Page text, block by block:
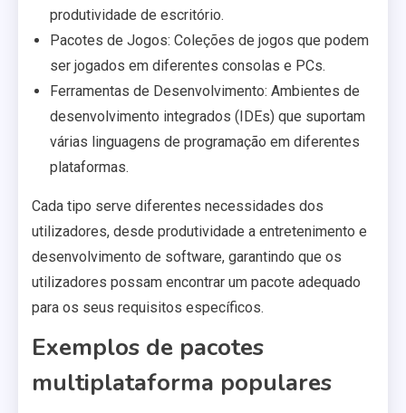
produtividade de escritório.
Pacotes de Jogos: Coleções de jogos que podem
ser jogados em diferentes consolas e PCs.
Ferramentas de Desenvolvimento: Ambientes de
desenvolvimento integrados (IDEs) que suportam
várias linguagens de programação em diferentes
plataformas.
Cada tipo serve diferentes necessidades dos
utilizadores, desde produtividade a entretenimento e
desenvolvimento de software, garantindo que os
utilizadores possam encontrar um pacote adequado
para os seus requisitos específicos.
Exemplos de pacotes
multiplataforma populares